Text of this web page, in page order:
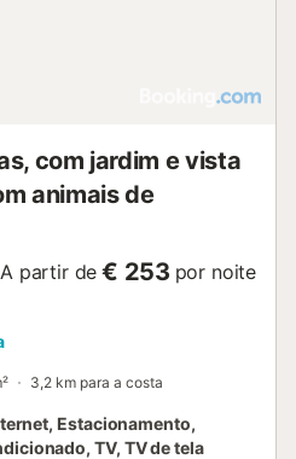
com jardim e vista
animais de
A partir de € 253 por noite
3,2 km para a costa
Estacionamento,
TV, TV de tela